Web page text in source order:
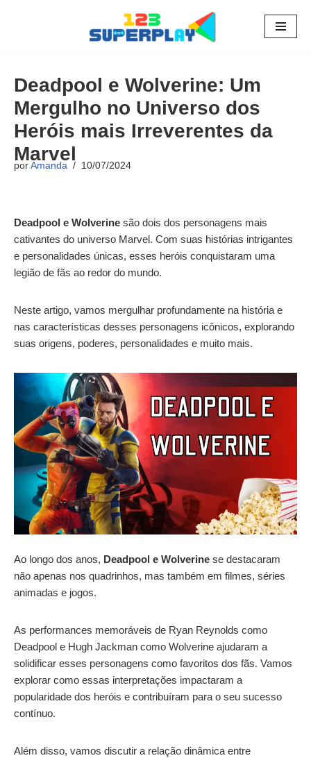
conteúdo
Deadpool e Wolverine: Um
Mergulho no Universo dos
Heróis mais Irreverentes da
Marvel
por Amanda 10/07/2024
Deadpool e Wolverine são dois dos personagens mais
cativantes do universo Marvel. Com suas histórias intrigantes
e personalidades únicas, esses heróis conquistaram uma
legião de fãs ao redor do mundo.
Neste artigo, vamos mergulhar profundamente na história e
nas características desses personagens icônicos, explorando
suas origens, poderes, personalidades e muito mais.
Ao longo dos anos, Deadpool e Wolverine se destacaram
não apenas nos quadrinhos, mas também em filmes, séries
animadas e jogos.
As performances memoráveis de Ryan Reynolds como
Deadpool e Hugh Jackman como Wolverine ajudaram a
solidificar esses personagens como favoritos dos fãs. Vamos
explorar como essas interpretações impactaram a
popularidade dos heróis e contribuíram para o seu sucesso
contínuo.
Além disso, vamos discutir a relação dinâmica entre